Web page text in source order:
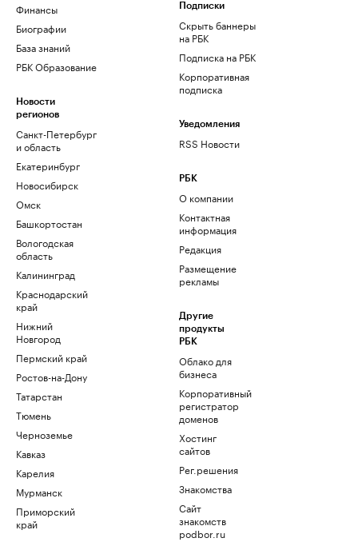
Финансы
Биографии
База знаний
РБК Образование
Новости
регионов
Санкт-Петербург
и область
Екатеринбург
Новосибирск
Омск
Башкортостан
Вологодская
область
Калининград
Краснодарский
край
Нижний
Новгород
Пермский край
Ростов-на-Дону
Татарстан
Тюмень
Черноземье
Кавказ
Карелия
Мурманск
Приморский
край
Подписки
Скрыть баннеры
на РБК
Подписка на РБК
Корпоративная
подписка
Уведомления
RSS Новости
РБК
О компании
Контактная
информация
Редакция
Размещение
рекламы
Другие
продукты
РБК
Облако для
бизнеса
Корпоративный
регистратор
доменов
Хостинг
сайтов
Рег.решения
Знакомства
Сайт
знакомств
podbor.ru